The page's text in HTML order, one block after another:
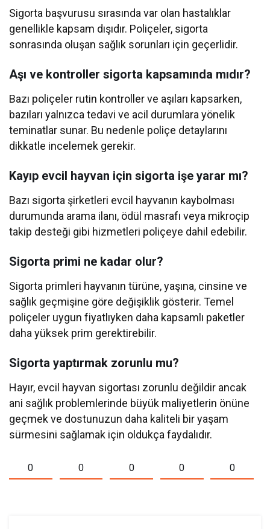
Sigorta başvurusu sırasında var olan hastalıklar
genellikle kapsam dışıdır. Poliçeler, sigorta
sonrasında oluşan sağlık sorunları için geçerlidir.
Aşı ve kontroller sigorta kapsamında mıdır?
Bazı poliçeler rutin kontroller ve aşıları kapsarken,
bazıları yalnızca tedavi ve acil durumlara yönelik
teminatlar sunar. Bu nedenle poliçe detaylarını
dikkatle incelemek gerekir.
Kayıp evcil hayvan için sigorta işe yarar mı?
Bazı sigorta şirketleri evcil hayvanın kaybolması
durumunda arama ilanı, ödül masrafı veya mikroçip
takip desteği gibi hizmetleri poliçeye dahil edebilir.
Sigorta primi ne kadar olur?
Sigorta primleri hayvanın türüne, yaşına, cinsine ve
sağlık geçmişine göre değişiklik gösterir. Temel
poliçeler uygun fiyatlıyken daha kapsamlı paketler
daha yüksek prim gerektirebilir.
Sigorta yaptırmak zorunlu mu?
Hayır, evcil hayvan sigortası zorunlu değildir ancak
ani sağlık problemlerinde büyük maliyetlerin önüne
geçmek ve dostunuzun daha kaliteli bir yaşam
sürmesini sağlamak için oldukça faydalıdır.
0 0 0 0 0